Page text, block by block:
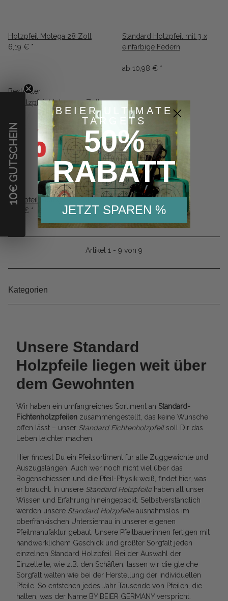
Holzpfeil Motega 28 Zoll
6,19 € *
Standard Holzpfeil mit 3 x
einfarbige Federn
ab 10,98 € *
Bestseller
Holzpfeil Motega 30 Zoll
6,19 € *
Artikel 1 - 9 von 9
Kategorien
Unsere Standard
Holzpfeile liegen weit über
dem Gewohnten
Wir haben ein umfangreiches Sortiment an Standard-
Fichtenholzpfeilen zusammengestellt, das keine Wünsche
offen lässt – unser Standard Fichtenholzpfeilsoll Dir das
Leben leichter machen.
Hier findest Du ein Pfeilsortiment für alle Zuggewichte und
Auszugslängen. Auch wer noch nicht viel über das
Bogenschiessen und die Pfeil-Physik weiß, findet hier, was
er braucht. In unsere Standard Holzpfeilehaben all unser
Wissen und Erfahrung hineingepackt. Selbstverständlich
werden unsere Standard Holzpfeileausnahmslos im
oberfränkischen Untersiemau in unserer eigenen
Pfeilmanufaktur gebaut. Unsere Pfeilbauerinnen fertigen mit
handwerklichem Geschick und größter Sorgfalt jeden
einzelnen Standard Holzpfeil. Bei der Auswahl der
Einzelteile, wie z.B. den Schäften, lassen wir die gleiche
Sorgfalt walten wie bei der Herstellung der individuellen
Pfeile. So entstehen jedes Jahr Tausende von Pfeilen, die
halten, was der Name BY BEIER GERMANY verspricht.
10
€ GUTSCHEIN
BEIER ULTIMATE
TARGETS
50%
RABATT
JETZT SPAREN %